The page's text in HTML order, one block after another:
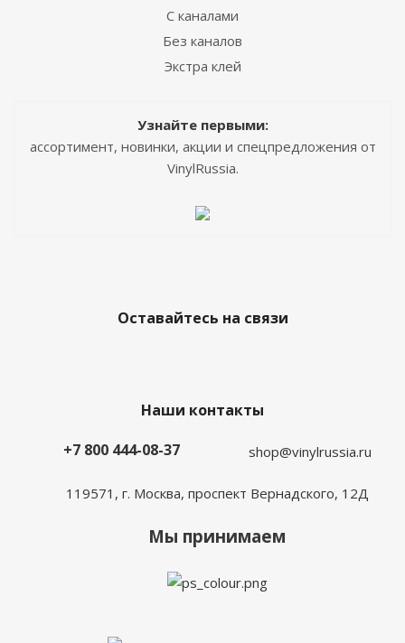
С каналами
Без каналов
Экстра клей
Узнайте первыми:
ассортимент, новинки, акции и спецпредложения от
VinylRussia.
Оставайтесь на связи
Наши контакты
+7 800 444-08-37
shop@vinylrussia.ru
119571, г. Москва, проспект Вернадского, 12Д
Мы принимаем